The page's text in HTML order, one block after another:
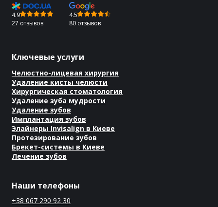
4.9
27 отзывов
4.5
80 отзывов
Ключевые услуги
Челюстно-лицевая хирургия
Удаление кисты челюсти
Хирургическая стоматология
Удаление зуба мудрости
Удаление зубов
Имплантация зубов
Элайнеры Invisalign в Киеве
Протезирование зубов
Брекет-системы в Киеве
Лечение зубов
Наши телефоны
+38 067 290 92 30